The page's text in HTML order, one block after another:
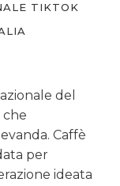
TIKTOK
del
che
Caffè
per
ideata